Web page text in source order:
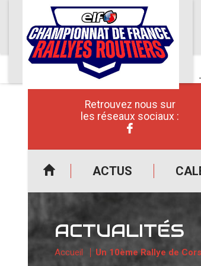
Retrouvez nous sur
les réseaux sociaux :
ACTUS
ACTUALITÉS
Accueil Un 10ème Rallye de